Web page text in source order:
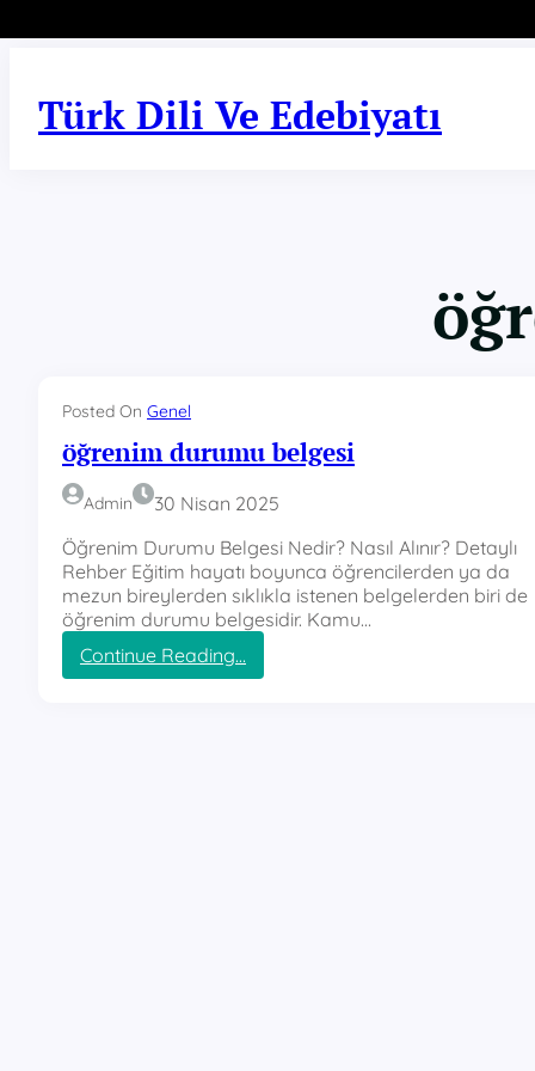
Türk Dili Ve Edebiyatı
Posted On Genel
öğrenim durumu belgesi
Admin
30 Nisan 2025
Öğrenim Durumu Belgesi Nedir? Nasıl Alınır? Detaylı
Rehber Eğitim hayatı boyunca öğrencilerden ya da
mezun bireylerden sıklıkla istenen belgelerden biri de
öğrenim durumu belgesidir. Kamu…
Continue Reading…
ö